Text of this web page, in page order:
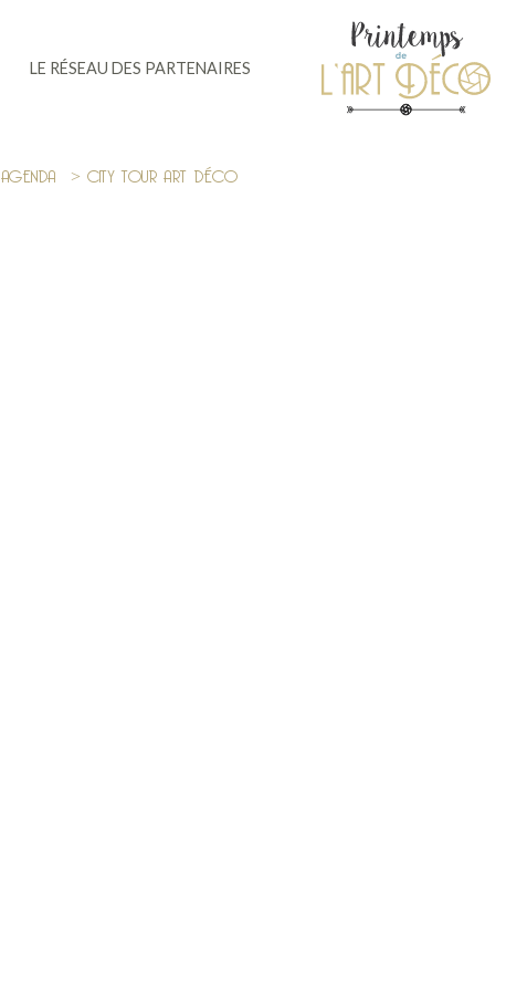
LE RÉSEAU DES PARTENAIRES
AGENDA > CITY TOUR ART DÉCO